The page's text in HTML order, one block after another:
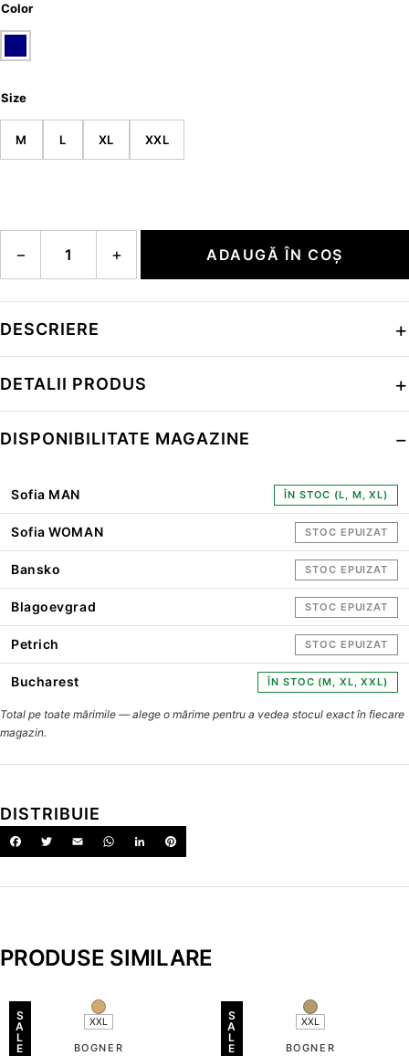
Color
Size
M L XL XXL
− + ADAUGĂ ÎN COȘ
DESCRIERE
DETALII PRODUS
DISPONIBILITATE MAGAZINE
Sofia MAN ÎN STOC (L, M, XL)
Sofia WOMAN STOC EPUIZAT
Bansko STOC EPUIZAT
Blagoevgrad STOC EPUIZAT
Petrich STOC EPUIZAT
Bucharest ÎN STOC (M, XL, XXL)
Total pe toate mărimile — alege o mărime pentru a vedea stocul exact în fiecare
magazin.
DISTRIBUIE
PRODUSE SIMILARE
S
A
L
E
XXL
BOGNER
S
A
L
E
XXL
BOGNER